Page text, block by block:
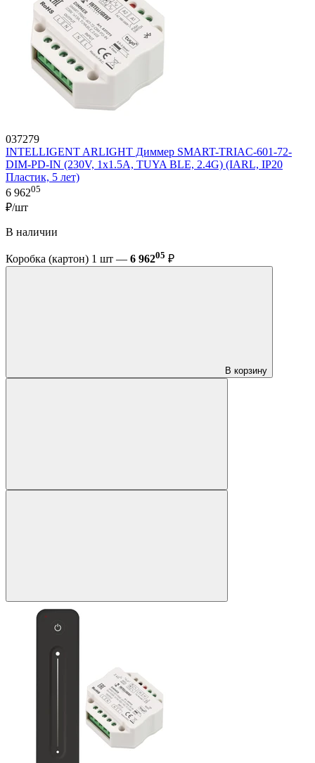
037279
INTELLIGENT ARLIGHT Диммер SMART-TRIAC-601-72-
DIM-PD-IN (230V, 1x1.5A, TUYA BLE, 2.4G) (IARL, IP20
Пластик, 5 лет)
6 96205
₽/шт
В наличии
Коробка (картон) 1 шт — 6 96205 ₽
В корзину